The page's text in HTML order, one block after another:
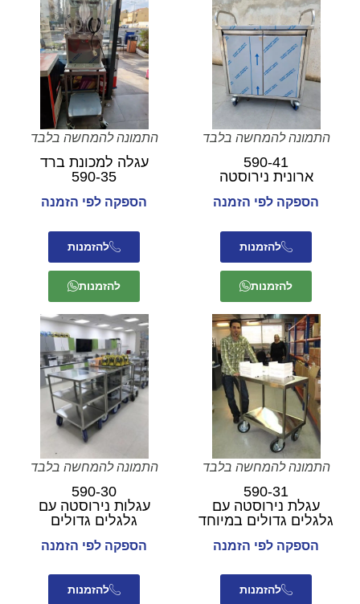
התמונה להמחשה בלבד
590-41
ארונית נירוסטה
הספקה לפי הזמנה
להזמנות
להזמנות
התמונה להמחשה בלבד
עגלה למכונת ברד
590-35
הספקה לפי הזמנה
להזמנות
להזמנות
התמונה להמחשה בלבד
590-31
עגלת נירוסטה עם
גלגלים גדולים במיוחד
הספקה לפי הזמנה
להזמנות
התמונה להמחשה בלבד
590-30
עגלות נירוסטה עם
גלגלים גדולים
הספקה לפי הזמנה
להזמנות